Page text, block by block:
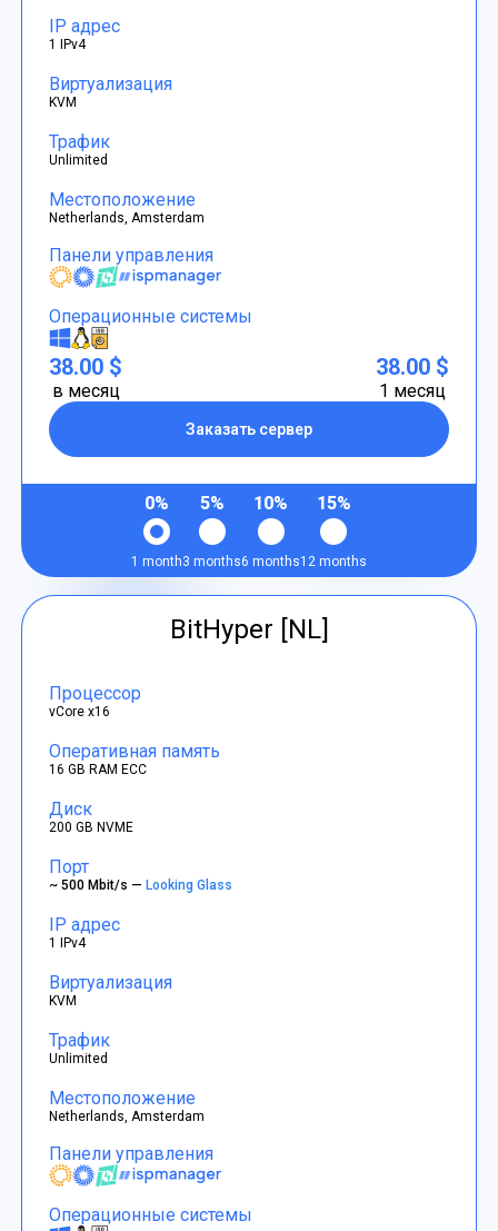
IP адрес
1 IPv4
Виртуализация
KVM
Трафик
Unlimited
Местоположение
Netherlands, Amsterdam
Панели управления
Операционные системы
38.00 $
в месяц
Заказать сервер
38.00 $
1 месяц
0%
1 month
5%
3 months
10%
6 months
15%
12 months
BitHyper [NL]
Процессор
vCore x16
Оперативная память
16 GB RAM ECC
Диск
200 GB NVME
Порт
~ 500 Mbit/s —Looking Glass
IP адрес
1 IPv4
Виртуализация
KVM
Трафик
Unlimited
Местоположение
Netherlands, Amsterdam
Панели управления
Операционные системы